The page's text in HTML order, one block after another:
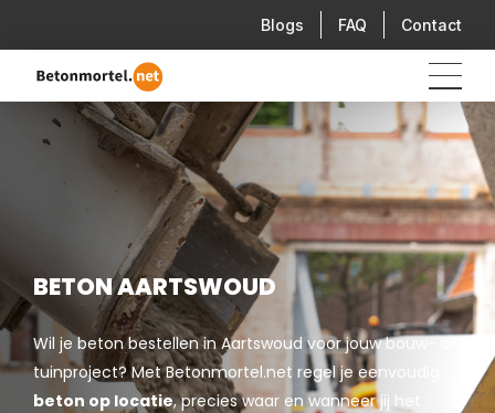
Blogs FAQ Contact
BETON AARTSWOUD
Wil je beton bestellen in Aartswoud voor jouw bouw- of
tuinproject? Met Betonmortel.net regel je eenvoudig
beton op locatie, precies waar en wanneer jij het